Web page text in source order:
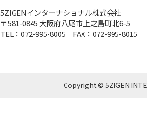
5ZIGENインターナショナル株式会社
〒581-0845 大阪府八尾市上之島町北6-5
TEL：072-995-8005 FAX：072-995-8015
Copyright © 5ZIGEN